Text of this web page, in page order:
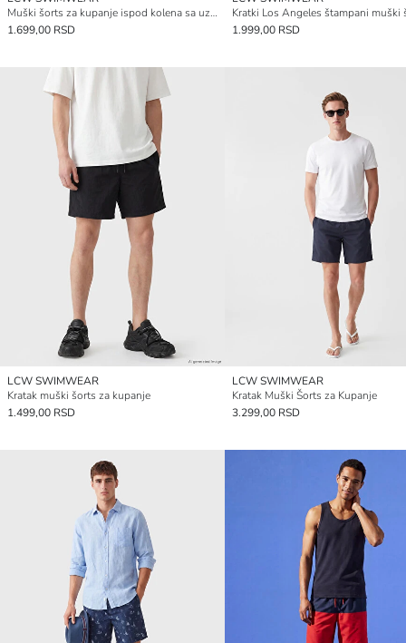
Muški šorts za kupanje ispod kolena sa uzorkom
1.699,00 RSD
1.999,00 RSD
LCW SWIMWEAR
Kratak muški šorts za kupanje
1.499,00 RSD
LCW SWIMWEAR
Kratak Muški Šorts za Kupanje
3.299,00 RSD